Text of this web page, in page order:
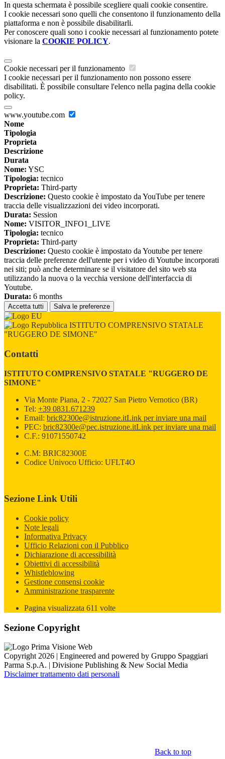
In questa schermata è possibile scegliere quali cookie consentire.
I cookie necessari sono quelli che consentono il funzionamento della
piattaforma e non è possibile disabilitarli.
Per conoscere quali sono i cookie necessari al funzionamento potete
visionare la COOKIE POLICY.
Cookie necessari per il funzionamento
I cookie necessari per il funzionamento non possono essere
disabilitati. È possibile consultare l'elenco nella pagina della cookie
policy.
www.youtube.com
Nome
Tipologia
Proprieta
Descrizione
Durata
Nome: YSC
Tipologia: tecnico
Proprieta: Third-party
Descrizione: Questo cookie è impostato da YouTube per tenere
traccia delle visualizzazioni dei video incorporati.
Durata: Session
Nome: VISITOR_INFO1_LIVE
Tipologia: tecnico
Proprieta: Third-party
Descrizione: Questo cookie è impostato da Youtube per tenere
traccia delle preferenze dell'utente per i video di Youtube incorporati
nei siti; può anche determinare se il visitatore del sito web sta
utilizzando la nuova o la vecchia versione dell'interfaccia di
Youtube.
Durata: 6 months
Accetta tutti Salva le preferenze
ISTITUTO COMPRENSIVO STATALE
"RUGGERO DE SIMONE"
Contatti
ISTITUTO COMPRENSIVO STATALE "RUGGERO DE
SIMONE"
Via Monte Piana, 2 - 72027 San Pietro Vernotico (BR)
Tel: +39 0831.671239
Email: bric82300e@istruzione.itLink per inviare una mail
PEC: bric82300e@pec.istruzione.itLink per inviare una mail
C.F.: 91071550742
C.M: BRIC82300E
Codice Univoco Ufficio: UFLT4O
Sezione Link Utili
Cookie policy
Note legali
Informativa Privacy
Ufficio Relazioni con il Pubblico
Dichiarazione di accessibilità
Obiettivi di accessibilità
Whistleblowing
Gestione consensi cookie
Amministrazione trasparente
Pagina visualizzata 611 volte
Sezione Copyright
Copyright 2026 | Engineered and powered by Gruppo Spaggiari
Parma S.p.A. | Divisione Publishing & New Social Media
Disclaimer trattamento dati personali
Back to top